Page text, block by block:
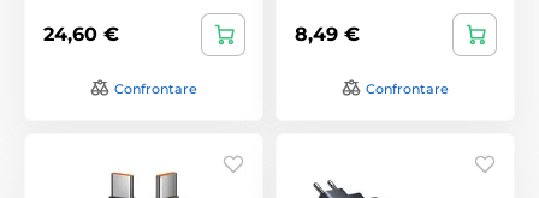
24,60 €
Confrontare
8,49 €
Confrontare